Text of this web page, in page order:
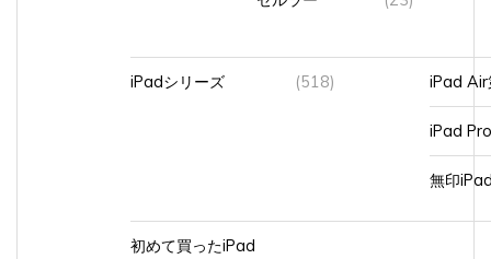
iPadシリーズ (518) iPad Air
iPad Pro
無印
初めて買ったiPad